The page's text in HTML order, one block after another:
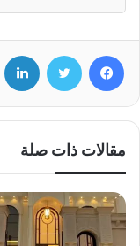
مقالات ذات صلة